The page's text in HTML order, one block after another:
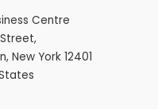
Centre
Street,
New York 12401